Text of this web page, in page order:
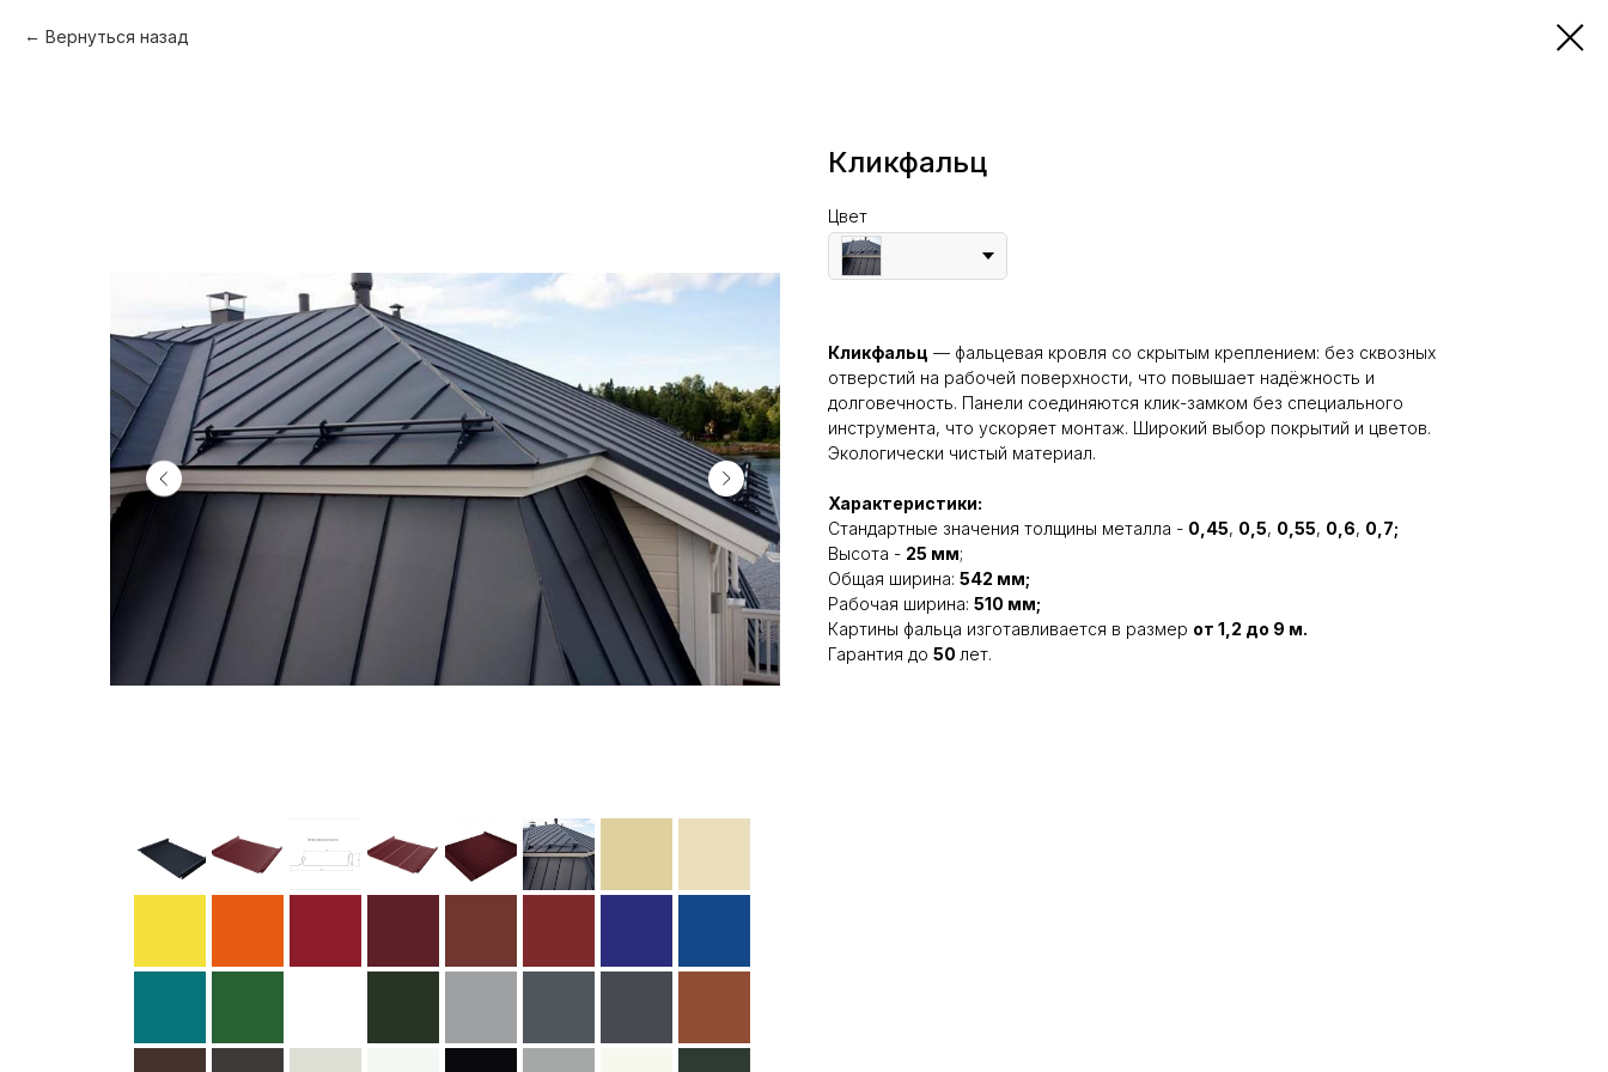
Вернуться назад
Кликфальц
Цвет
Кликфальц — фальцевая кровля со скрытым креплением: без сквозных
отверстий на рабочей поверхности, что повышает надёжность и
долговечность. Панели соединяются клик-замком без специального
инструмента, что ускоряет монтаж. Широкий выбор покрытий и цветов.
Экологически чистый материал.
Характеристики:
Стандартные значения толщины металла - 0,45, 0,5, 0,55, 0,6, 0,7;
Высота - 25 мм;
Общая ширина: 542 мм;
Рабочая ширина: 510 мм;
Картины фальца изготавливается в размер от 1,2 до 9 м.
Гарантия до 50 лет.